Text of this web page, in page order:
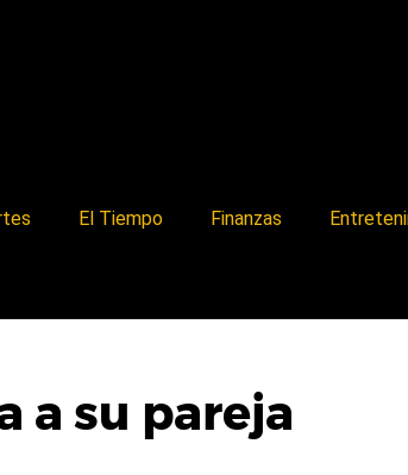
El Tiempo Finanzas
a su pareja